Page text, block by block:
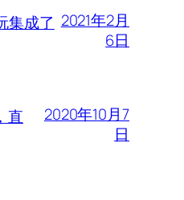
集成了 2021年2月
6日
直
2020年10月7
日